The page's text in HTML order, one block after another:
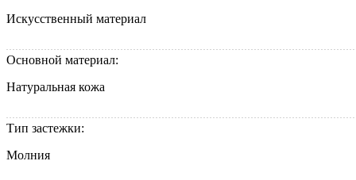
Искусственный материал
Основной материал:
Натуральная кожа
Тип застежки:
Молния